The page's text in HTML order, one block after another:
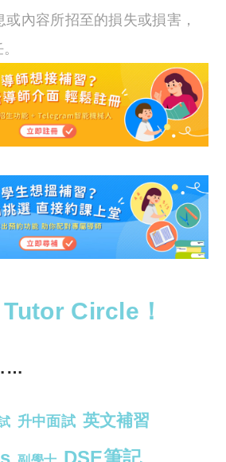
內容所招至的損失或損害，
Circle！
升中面試 英文補習
DSE筆記